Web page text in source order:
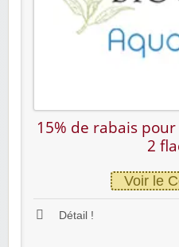
15% de rabais pour
2
Voir le
Détail !